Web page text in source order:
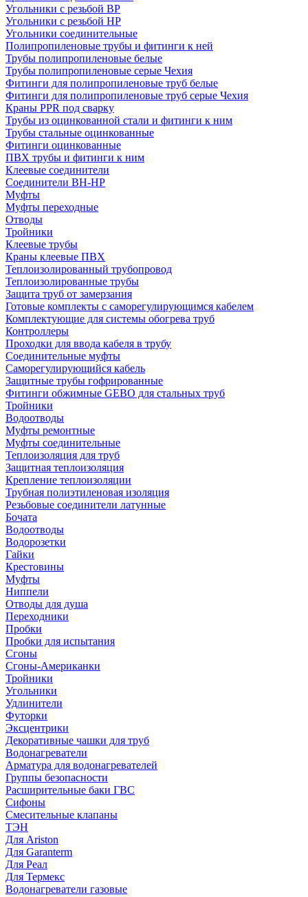
Угольники с резьбой ВР
Угольники с резьбой НР
Угольники соединительные
Полипропиленовые трубы и фитинги к ней
Трубы полипропиленовые белые
Трубы полипропиленовые серые Чехия
Фитинги для полипропиленовые труб белые
Фитинги для полипропиленовые труб серые Чехия
Краны PPR под сварку
Трубы из оцинкованной стали и фитинги к ним
Трубы стальные оцинкованные
Фитинги оцинкованные
ПВХ трубы и фитинги к ним
Клеевые соединители
Соединители ВН-НР
Муфты
Муфты переходные
Отводы
Тройники
Клеевые трубы
Краны клеевые ПВХ
Теплоизолированный трубопровод
Теплоизолированные трубы
Защита труб от замерзания
Готовые комплекты с саморегулирующимся кабелем
Комплектующие для системы обогрева труб
Контроллеры
Проходки для ввода кабеля в трубу
Соединительные муфты
Саморегулирующийся кабель
Защитные трубы гофрированные
Фитинги обжимные GEBO для стальных труб
Тройники
Водоотводы
Муфты ремонтные
Муфты соединительные
Теплоизоляция для труб
Защитная теплоизоляция
Крепление теплоизоляции
Трубная полиэтиленовая изоляция
Резьбовые соединители латунные
Бочата
Водоотводы
Водорозетки
Гайки
Крестовины
Муфты
Ниппели
Отводы для душа
Переходники
Пробки
Пробки для испытания
Сгоны
Сгоны-Американки
Тройники
Угольники
Удлинители
Футорки
Эксцентрики
Декоративные чашки для труб
Водонагреватели
Арматура для водонагревателей
Группы безопасности
Расширительные баки ГВС
Сифоны
Смесительные клапаны
ТЭН
Для Ariston
Для Garanterm
Для Реал
Для Термекс
Водонагреватели газовые